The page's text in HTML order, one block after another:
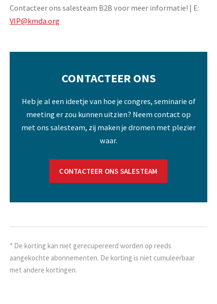
Contacteer ons salesteam B2B voor meer informatie! | E:
VIP@kmda.org
CONTACTEER ONS
Heb je al een ideetje van hoe je congres, seminarie of
meeting er zou kunnen uitzien? Neem contact op
met ons salesteam, zij maken je dromen met plezier
waar.
CONTACTEER ONS SALESTEAM
* De korting kan niet gerecupereerd worden op reeds
aangekochte abonnementen. De korting is niet cumuleerbaar
met andere kortingen.